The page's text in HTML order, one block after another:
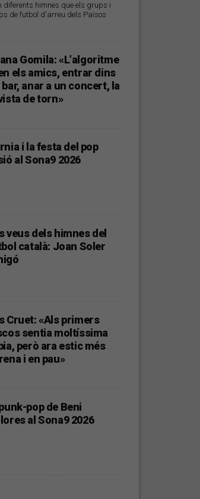
himnes que els grups i
de futbol d'arreu dels Països
Gomila: «L’algoritme
els amics, entrar dins
bar, anar a un concert, la
de torn»
i la festa del pop
al Sona9 2026
veus dels himnes del
català: Joan Soler
Cruet: «Als primers
sentia moltíssima
però ara estic més
i en pau»
pop de Beni
al Sona9 2026